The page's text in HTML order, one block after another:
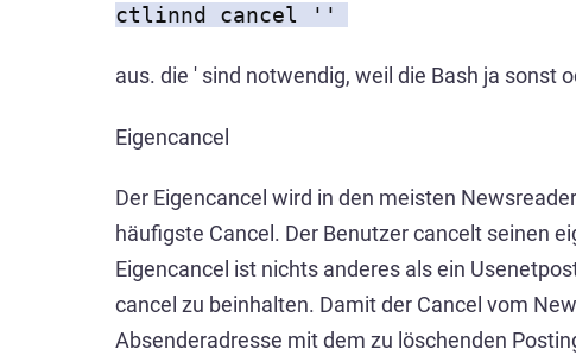
ctlinnd cancel ' '
aus. die ' sind notwendig, weil die Bash ja sonst
Eigencancel
Der Eigencancel wird in den meisten
häufigste Cancel. Der Benutzer cancelt seinen
Eigencancel ist nichts anderes als ein
cancel zu beinhalten. Damit der Cancel vom
Absenderadresse mit dem zu löschenden